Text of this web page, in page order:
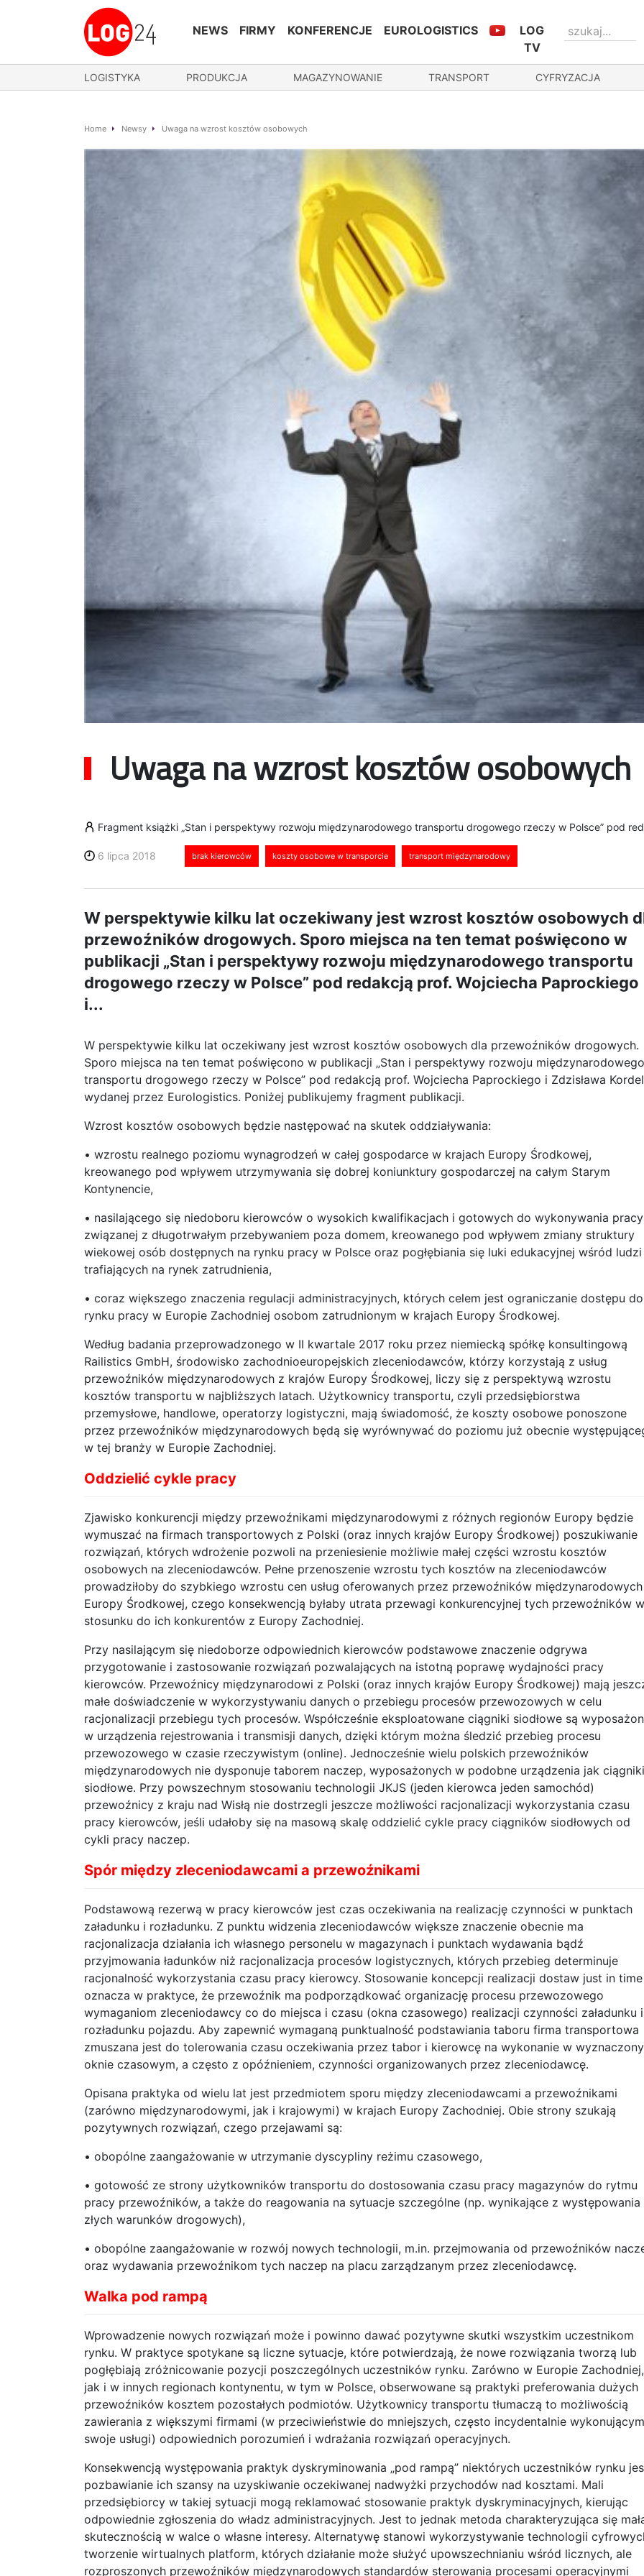
NEWS FIRMY KONFERENCJE EUROLOGISTICS
LOG
TV
LOGISTYKA PRODUKCJA MAGAZYNOWANIE TRANSPORT CYFRYZACJA
Home Newsy Uwaga na wzrost kosztów osobowych
Uwaga na wzrost kosztów osobowych
Fragment książki „Stan i perspektywy rozwoju międzynarodowego transportu drogowego rzeczy w Polsce” pod
6 lipca 2018 brak kierowców koszty osobowe w transporcie transport międzynarodowy
W perspektywie kilku lat oczekiwany jest wzrost kosztów osobowych
przewoźników drogowych. Sporo miejsca na ten temat poświęcono w
publikacji „Stan i perspektywy rozwoju międzynarodowego transportu
drogowego rzeczy w Polsce” pod redakcją prof. Wojciecha Paprockiego
i...
W perspektywie kilku lat oczekiwany jest wzrost kosztów osobowych dla przewoźników drogowych.
Sporo miejsca na ten temat poświęcono w publikacji „Stan i perspektywy rozwoju międzynarodowego
transportu drogowego rzeczy w Polsce” pod redakcją prof. Wojciecha Paprockiego i Zdzisława
wydanej przez Eurologistics. Poniżej publikujemy fragment publikacji.
Wzrost kosztów osobowych będzie następować na skutek oddziaływania:
• wzrostu realnego poziomu wynagrodzeń w całej gospodarce w krajach Europy Środkowej,
kreowanego pod wpływem utrzymywania się dobrej koniunktury gospodarczej na całym Starym
Kontynencie,
• nasilającego się niedoboru kierowców o wysokich kwalifikacjach i gotowych do wykonywania pracy
związanej z długotrwałym przebywaniem poza domem, kreowanego pod wpływem zmiany struktury
wiekowej osób dostępnych na rynku pracy w Polsce oraz pogłębiania się luki edukacyjnej wśród ludzi
trafiających na rynek zatrudnienia,
• coraz większego znaczenia regulacji administracyjnych, których celem jest ograniczanie dostępu do
rynku pracy w Europie Zachodniej osobom zatrudnionym w krajach Europy Środkowej.
Według badania przeprowadzonego w II kwartale 2017 roku przez niemiecką spółkę konsultingową
Railistics GmbH, środowisko zachodnioeuropejskich zleceniodawców, którzy korzystają z usług
przewoźników międzynarodowych z krajów Europy Środkowej, liczy się z perspektywą wzrostu
kosztów transportu w najbliższych latach. Użytkownicy transportu, czyli przedsiębiorstwa
przemysłowe, handlowe, operatorzy logistyczni, mają świadomość, że koszty osobowe ponoszone
przez przewoźników międzynarodowych będą się wyrównywać do poziomu już obecnie
w tej branży w Europie Zachodniej.
Oddzielić cykle pracy
Zjawisko konkurencji między przewoźnikami międzynarodowymi z różnych regionów Europy będzie
wymuszać na firmach transportowych z Polski (oraz innych krajów Europy Środkowej) poszukiwanie
rozwiązań, których wdrożenie pozwoli na przeniesienie możliwie małej części wzrostu kosztów
osobowych na zleceniodawców. Pełne przenoszenie wzrostu tych kosztów na zleceniodawców
prowadziłoby do szybkiego wzrostu cen usług oferowanych przez przewoźników
Europy Środkowej, czego konsekwencją byłaby utrata przewagi konkurencyjnej tych przewoźników w
stosunku do ich konkurentów z Europy Zachodniej.
Przy nasilającym się niedoborze odpowiednich kierowców podstawowe znaczenie odgrywa
przygotowanie i zastosowanie rozwiązań pozwalających na istotną poprawę wydajności pracy
kierowców. Przewoźnicy międzynarodowi z Polski (oraz innych krajów Europy Środkowej) mają
małe doświadczenie w wykorzystywaniu danych o przebiegu procesów przewozowych w celu
racjonalizacji przebiegu tych procesów. Współcześnie eksploatowane ciągniki siodłowe są
w urządzenia rejestrowania i transmisji danych, dzięki którym można śledzić przebieg procesu
przewozowego w czasie rzeczywistym (online). Jednocześnie wielu polskich przewoźników
międzynarodowych nie dysponuje taborem naczep, wyposażonych w podobne urządzenia jak ciągniki
siodłowe. Przy powszechnym stosowaniu technologii JKJS (jeden kierowca jeden samochód)
przewoźnicy z kraju nad Wisłą nie dostrzegli jeszcze możliwości racjonalizacji wykorzystania czasu
pracy kierowców, jeśli udałoby się na masową skalę oddzielić cykle pracy ciągników siodłowych od
cykli pracy naczep.
Spór między zleceniodawcami a przewoźnikami
Podstawową rezerwą w pracy kierowców jest czas oczekiwania na realizację czynności w punktach
załadunku i rozładunku. Z punktu widzenia zleceniodawców większe znaczenie obecnie ma
racjonalizacja działania ich własnego personelu w magazynach i punktach wydawania bądź
przyjmowania ładunków niż racjonalizacja procesów logistycznych, których przebieg determinuje
racjonalność wykorzystania czasu pracy kierowcy. Stosowanie koncepcji realizacji dostaw just in time
oznacza w praktyce, że przewoźnik ma podporządkować organizację procesu przewozowego
wymaganiom zleceniodawcy co do miejsca i czasu (okna czasowego) realizacji czynności załadunku i
rozładunku pojazdu. Aby zapewnić wymaganą punktualność podstawiania taboru firma transportowa
zmuszana jest do tolerowania czasu oczekiwania przez tabor i kierowcę na wykonanie w
oknie czasowym, a często z opóźnieniem, czynności organizowanych przez zleceniodawcę.
Opisana praktyka od wielu lat jest przedmiotem sporu między zleceniodawcami a przewoźnikami
(zarówno międzynarodowymi, jak i krajowymi) w krajach Europy Zachodniej. Obie strony szukają
pozytywnych rozwiązań, czego przejawami są:
• obopólne zaangażowanie w utrzymanie dyscypliny reżimu czasowego,
• gotowość ze strony użytkowników transportu do dostosowania czasu pracy magazynów do rytmu
pracy przewoźników, a także do reagowania na sytuacje szczególne (np. wynikające z występowania
złych warunków drogowych),
• obopólne zaangażowanie w rozwój nowych technologii, m.in. przejmowania od przewoźników
oraz wydawania przewoźnikom tych naczep na placu zarządzanym przez zleceniodawcę.
Walka pod rampą
Wprowadzenie nowych rozwiązań może i powinno dawać pozytywne skutki wszystkim uczestnikom
rynku. W praktyce spotykane są liczne sytuacje, które potwierdzają, że nowe rozwiązania tworzą lub
pogłębiają zróżnicowanie pozycji poszczególnych uczestników rynku. Zarówno w Europie Zachodniej,
jak i w innych regionach kontynentu, w tym w Polsce, obserwowane są praktyki preferowania dużych
przewoźników kosztem pozostałych podmiotów. Użytkownicy transportu tłumaczą to możliwością
zawierania z większymi firmami (w przeciwieństwie do mniejszych, często incydentalnie
swoje usługi) odpowiednich porozumień i wdrażania rozwiązań operacyjnych.
Konsekwencją występowania praktyk dyskryminowania „pod rampą” niektórych uczestników rynku
pozbawianie ich szansy na uzyskiwanie oczekiwanej nadwyżki przychodów nad kosztami. Mali
przedsiębiorcy w takiej sytuacji mogą reklamować stosowanie praktyk dyskryminacyjnych, kierując
odpowiednie zgłoszenia do władz administracyjnych. Jest to jednak metoda charakteryzująca się
skutecznością w walce o własne interesy. Alternatywę stanowi wykorzystywanie technologii
tworzenie wirtualnych platform, których działanie może służyć upowszechnianiu wśród licznych, ale
rozproszonych przewoźników międzynarodowych standardów sterowania procesami operacyjnymi